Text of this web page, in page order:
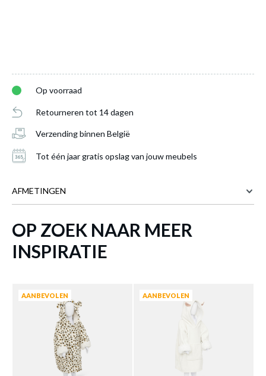
Op voorraad
Retourneren tot 14 dagen
Verzending binnen België
Tot één jaar gratis opslag van jouw meubels
AFMETINGEN
BREEDTE 51 cm
HOOGTE
OP ZOEK NAAR MEER
INSPIRATIE
AANBEVOLEN AANBEVOLEN
aan je winkelmandje
Schrijf je in op onze
nieuwsbrief
Blijf op de hoogte van onze nieuwigheden en